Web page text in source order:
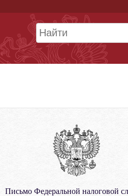
Письмо Федеральной налоговой